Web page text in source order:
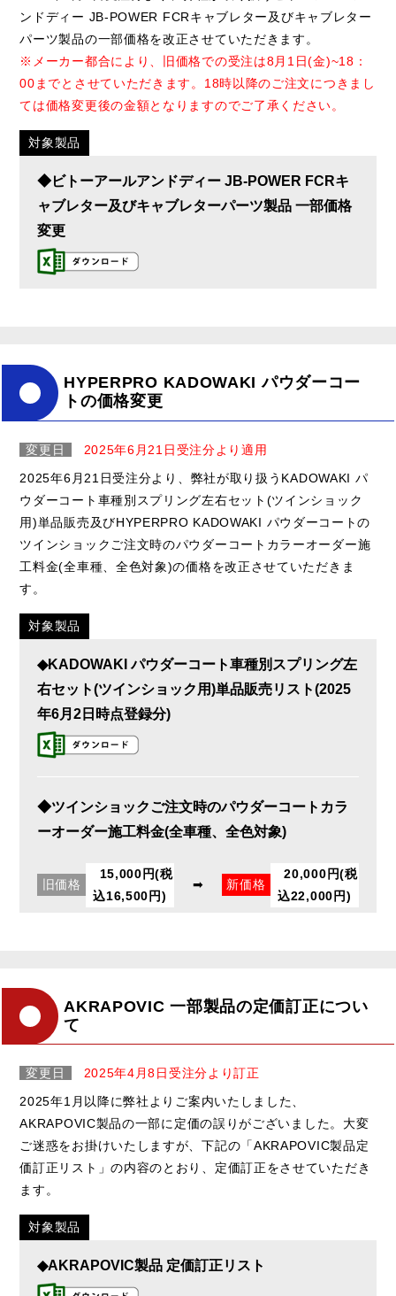
ンドディー JB-POWER FCRキャブレター及びキャブレター
パーツ製品の一部価格を改正させていただきます。
※メーカー都合により、旧価格での受注は8月1日(金)~18：
00までとさせていただきます。18時以降のご注文につきまし
ては価格変更後の金額となりますのでご了承ください。
対象製品
◆ビトーアールアンドディー JB-POWER FCRキ
ャブレター及びキャブレターパーツ製品 一部価格
変更
HYPERPRO KADOWAKI パウダーコー
トの価格変更
変更日
2025年6月21日受注分より適用
2025年6月21日受注分より、弊社が取り扱うKADOWAKI パ
ウダーコート車種別スプリング左右セット(ツインショック
用)単品販売及びHYPERPRO KADOWAKI パウダーコートの
ツインショックご注文時のパウダーコートカラーオーダー施
工料金(全車種、全色対象)の価格を改正させていただきま
す。
対象製品
◆KADOWAKI パウダーコート車種別スプリング左
右セット(ツインショック用)単品販売リスト(2025
年6月2日時点登録分)
◆ツインショックご注文時のパウダーコートカラ
ーオーダー施工料金(全車種、全色対象)
旧価格
15,000円(税
込16,500円)
➡ 新価格
20,000円(税
込22,000円)
AKRAPOVIC 一部製品の定価訂正につい
て
変更日
2025年4月8日受注分より訂正
2025年1月以降に弊社よりご案内いたしました、
AKRAPOVIC製品の一部に定価の誤りがございました。大変
ご迷惑をお掛けいたしますが、下記の「AKRAPOVIC製品定
価訂正リスト」の内容のとおり、定価訂正をさせていただき
ます。
対象製品
◆AKRAPOVIC製品 定価訂正リスト